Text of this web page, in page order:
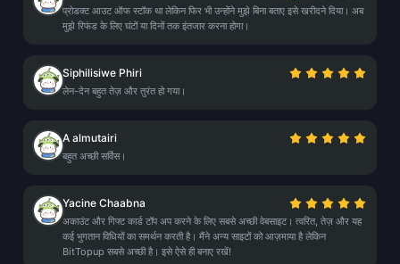
प्रोडक्ट आउट ऑफ स्टॉक था लेकिन फिर भी उन्होंने मुझे बिना बताए इसे खरीदने दिया। अब
मुझे रिफंड के लिए घंटों या दिनों तक इंतजार करना होगा।
Siphilisiwe Phiri
लेन-देन बहुत तेज़ और तुरंत हो गया।
A almutairi
बहुत अच्छी सर्विस।
Yacine Chaabna
अकाउंट और गिफ्ट कार्ड टॉप अप करने के लिए सबसे अच्छी वेबसाइट। त्वरित, तेज़ और यह
कई भुगतान विधियों का समर्थन करती है। मैंने अन्य साइटों को आज़माया है लेकिन
BitTopup सबसे अच्छी है। इसे ऐसे ही बनाए रखें!